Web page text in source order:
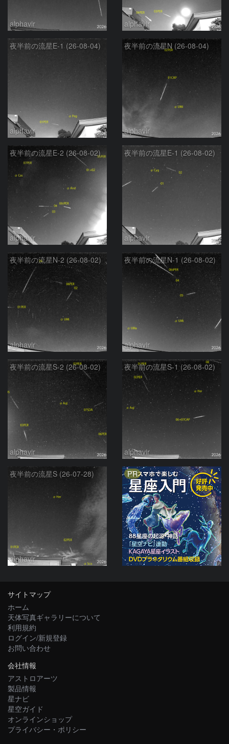
alphavir alphavir
夜半前の流星E-1 (26-08-04)
alphavir
夜半前の流星N (26-08-04)
alphavir
夜半前の流星E-2 (26-08-02)
alphavir
夜半前の流星E-1 (26-08-02)
alphavir
夜半前の流星N-2 (26-08-02)
alphavir
夜半前の流星N-1 (26-08-02)
alphavir
夜半前の流星S-2 (26-08-02)
alphavir
夜半前の流星S-1 (26-08-02)
alphavir
夜半前の流星S (26-07-28)
alphavir
PR
サイトマップ
ホーム
天体写真ギャラリーについて
利用規約
ログイン/新規登録
お問い合わせ
会社情報
アストロアーツ
製品情報
星ナビ
星空ガイド
オンラインショップ
プライバシー・ポリシー